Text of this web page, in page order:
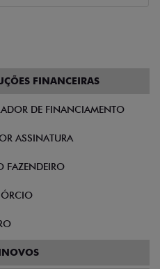
FINANCEIRAS
DE FINANCIAMENTO
ASSINATURA
FAZENDEIRO